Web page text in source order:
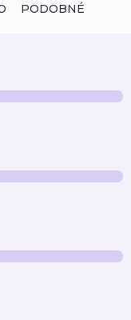
PODOBNÉ